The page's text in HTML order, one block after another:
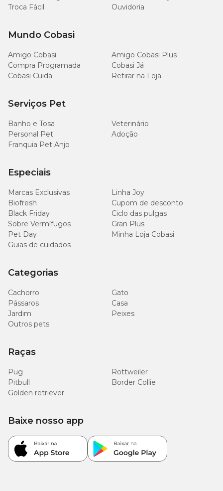
Troca Fácil
Ouvidoria
Mundo Cobasi
Amigo Cobasi
Amigo Cobasi Plus
Compra Programada
Cobasi Já
Cobasi Cuida
Retirar na Loja
Serviços Pet
Banho e Tosa
Veterinário
Personal Pet
Adoção
Franquia Pet Anjo
Especiais
Marcas Exclusivas
Linha Joy
Biofresh
Cupom de desconto
Black Friday
Ciclo das pulgas
Sobre Vermífugos
Gran Plus
Pet Day
Minha Loja Cobasi
Guias de cuidados
Categorias
Cachorro
Gato
Pássaros
Casa
Jardim
Peixes
Outros pets
Raças
Pug
Rottweiler
Pitbull
Border Collie
Golden retriever
Baixe nosso app